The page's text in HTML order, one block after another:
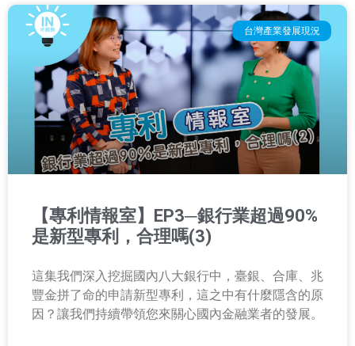
台灣產業發展現況
【專利情報室】EP3─銀行業超過90%
是新型專利，合理嗎(3)
這集我們深入挖掘國內八大銀行中，臺銀、合庫、兆
豐金拼了命的申請新型專利，這之中有什麼隱含的原
因？讓我們持續帶領您來關心國內金融業者的發展。